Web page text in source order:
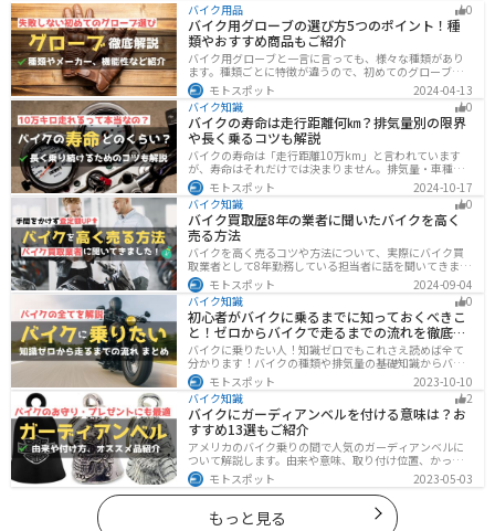
バイク用品 0
バイク用グローブの選び方5つのポイント！種
類やおすすめ商品もご紹介
バイク用グローブと一言に言っても、様々な種類があり
ます。種類ごとに特徴が違うので、初めてのグローブ選
びで失敗しないように、しっかりと理解して選ぶように
しましょう。この記事では、特徴やメリットデメリッ
ト、有名メーカーなど初心者が知っておくべきことをま
とめました。
モトスポット
2024-04-13
バイク知識
0
バイクの寿命は走行距離何㎞？排気量別の限界
や長く乗るコツも解説
バイクの寿命は「走行距離10万km」と言われています
が、寿命はそれだけでは決まりません。排気量・車種・
日々のメンテナンス・保管状態などでも大きく変わりま
す。この記事ではバイクの寿命について解説します。ま
た、寿命を延ばす方法も解説するので、今のバイクに長
く乗りたい人は参考にしてください。
モトスポット
2024-10-17
バイク知識
0
バイク買取歴8年の業者に聞いたバイクを高く
売る方法
バイクを高く売るコツや方法について、実際にバイク買
取業者として8年勤務している担当者に話を聞いてきまし
た！高く買い取ってもらえるバイクの特徴や業者がどの
くらい利益を上乗せしているかなど、バイクを売ろうと
している人は必見の内容になっています。
モトスポット
2024-09-04
バイク知識
0
初心者がバイクに乗るまでに知っておくべきこ
と！ゼロからバイクで走るまでの流れを徹底解
説
バイクに乗りたい人！知識ゼロでもこれさえ読めば全て
分かります！バイクの種類や排気量の基礎知識からバイ
クの選び方、免許の取り方、購入、納車、その後のバイ
クライフまで全てサポートします！
モトスポット
2023-10-10
バイク知識
2
バイクにガーディアンベルを付ける意味は？お
すすめ13選もご紹介
アメリカのバイク乗りの間で人気のガーディアンベルに
ついて解説します。由来や意味、取り付け位置、かっこ
いいオススメのガーディアンベルも紹介します。自分用
のお守りとしてだけでなく、プレゼントとしても最適な
ので、気になっている人は参考にしてみてください。
モトスポット 2023-05-03
もっと見る